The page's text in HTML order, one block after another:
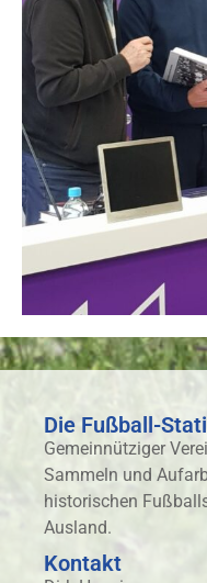
Die Fußball-
Gemeinnütziger
Sammeln und
historischen
Ausland.
Kontakt